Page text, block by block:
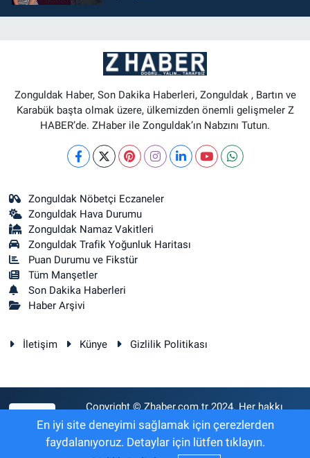
Zonguldak Haber, Son Dakika Haberleri, Zonguldak , Bartın ve
Karabük başta olmak üzere, ülkemizden önemli gelişmeler Z
HABER’de. ZHaber ile Zonguldak’ın Nabzını Tutun.
Zonguldak Nöbetçi Eczaneler
Zonguldak Hava Durumu
Zonguldak Namaz Vakitleri
Zonguldak Trafik Yoğunluk Haritası
Puan Durumu ve Fikstür
Tüm Manşetler
Son Dakika Haberleri
Haber Arşivi
İletişim Künye Gizlilik Politikası
Copyright © Zhaber.com.tr 2024. Her hakkı
saklıdır.
En iyi site deneyimi sağlamak için çerezlerden
faydalanıyoruz. Detaylar için lütfen tıklayın.